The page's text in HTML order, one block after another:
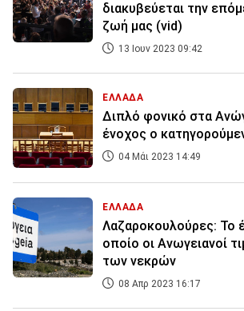
διακυβεύεται την
ζωή μας (vid)
13 Ιουν 2023 09:42
ΕΛΛΑΔΑ
Διπλό φονικό στα
ένοχος ο
04 Μάι 2023 14:49
ΕΛΛΑΔΑ
Λαζαροκουλούρες: Το
οποίο οι Ανωγειανοί
των νεκρών
08 Απρ 2023 16:17